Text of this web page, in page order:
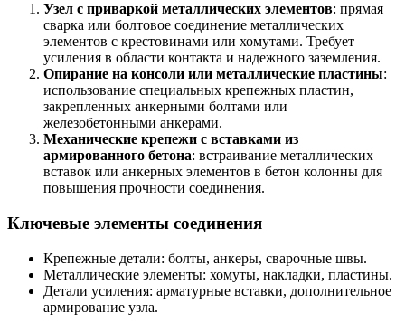
Узел с приваркой металлических элементов: прямая
сварка или болтовое соединение металлических
элементов с крестовинами или хомутами. Требует
усиления в области контакта и надежного заземления.
Опирание на консоли или металлические пластины:
использование специальных крепежных пластин,
закрепленных анкерными болтами или
железобетонными анкерами.
Механические крепежи с вставками из
армированного бетона: встраивание металлических
вставок или анкерных элементов в бетон колонны для
повышения прочности соединения.
Ключевые элементы соединения
Крепежные детали: болты, анкеры, сварочные швы.
Металлические элементы: хомуты, накладки, пластины.
Детали усиления: арматурные вставки, дополнительное
армирование узла.